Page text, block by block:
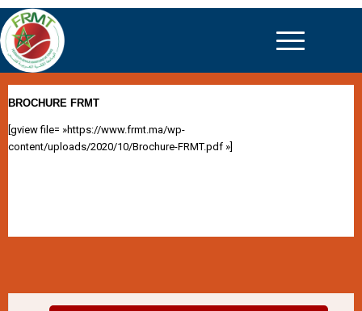
BROCHURE FRMT
[gview file= »https://www.frmt.ma/wp-
content/uploads/2020/10/Brochure-FRMT.pdf »]